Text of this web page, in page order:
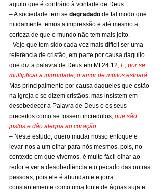
aquilo que é contrário à vontade de Deus.
– A sociedade tem se degradado de tal modo que
nitidamente temos a impressão e até mesmo a
certeza de que o mundo não tem mais jeito.
–Vejo que tem sido cada vez mais difícil ser uma
referência de cristão, em parte por causa daquilo
que diz a palavra de Deus em Mt 24:12, E, por se
multiplicar a iniquidade, o amor de muitos esfriará.
Mas principalmente por causa daqueles que estão
na igreja e se dizem cristãos, mas insistem em
desobedecer a Palavra de Deus e os seus
preceitos como se fossem incredulos, que são
justos e dão alegria ao coração.
– Neste estudo, quero mudar nosso enfoque e
levar-nos a um olhar para nós mesmos, pois, no
contexto em que vivemos, é muito fácil olhar ao
redor e ver a desobediência e o pecado das outras
pessoas, pois ele é abundante e jorra
constantemente como uma fonte de águas suja e